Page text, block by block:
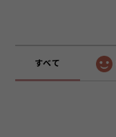
すべて